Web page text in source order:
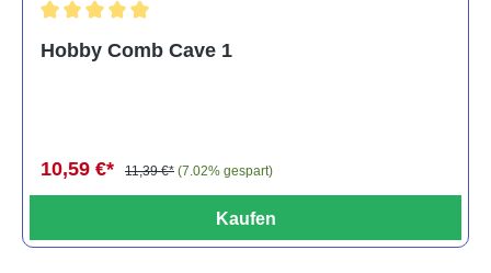
Hobby Comb Cave 1
10,59 €* 11,39 €* (7.02% gespart)
Kaufen